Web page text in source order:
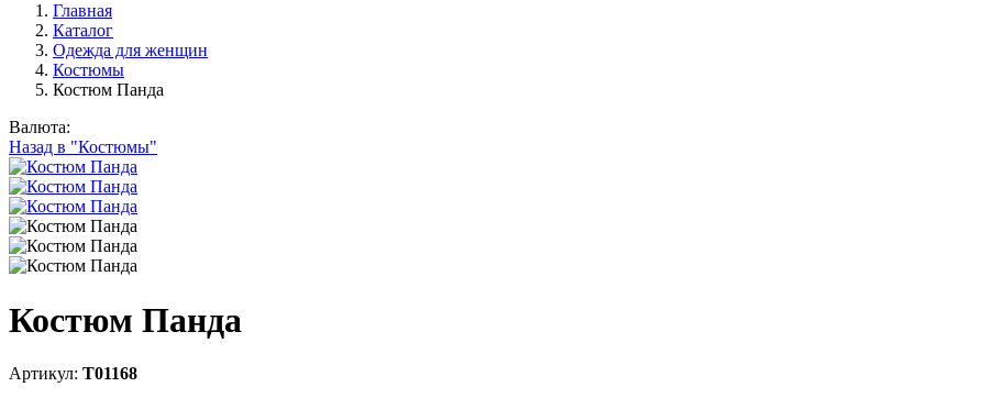
Главная
Каталог
Одежда для женщин
Костюмы
Костюм Панда
Валюта:
Назад в "Костюмы"
Костюм Панда
Артикул: Т01168